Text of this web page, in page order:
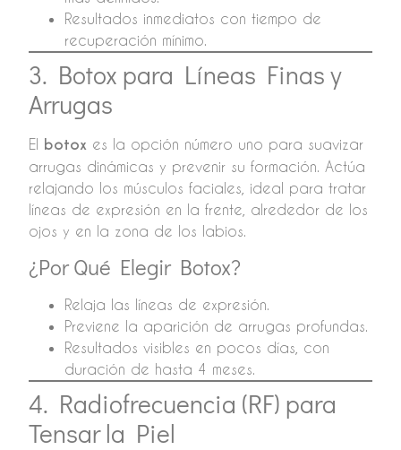
Resultados inmediatos con tiempo de
recuperación mínimo.
3. Botox para Líneas Finas y
Arrugas
El botox es la opción número uno para suavizar
arrugas dinámicas y prevenir su formación. Actúa
relajando los músculos faciales, ideal para tratar
líneas de expresión en la frente, alrededor de los
ojos y en la zona de los labios.
¿Por Qué Elegir Botox?
Relaja las líneas de expresión.
Previene la aparición de arrugas profundas.
Resultados visibles en pocos días, con
duración de hasta 4 meses.
4. Radiofrecuencia (RF) para
Tensar la Piel